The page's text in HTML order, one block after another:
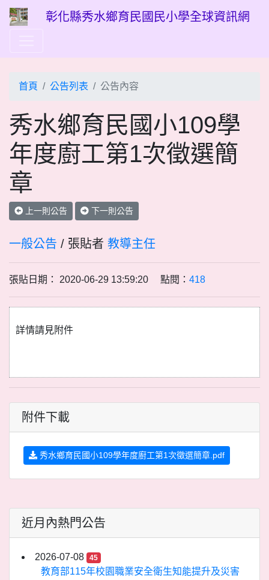
彰化縣秀水鄉育民國民小學全球資訊網
首頁 公告列表 公告內容
秀水鄉育民國小109學
年度廚工第1次徵選簡
章
上一則公告 下一則公告
一般公告 / 張貼者 教導主任
張貼日期： 2020-06-29 13:59:20 點閱： 418
詳情請見附件
附件下載
秀水鄉育民國小109學年度廚工第1次徵選簡章.pdf
近月內熱門公告
2026-07-08 45
教育部115年校園職業安全衛生知能提升及災害